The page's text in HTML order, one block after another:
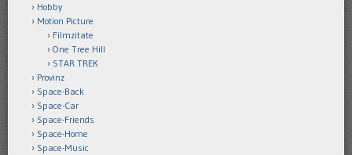
Hobby
Motion Picture
Filmzitate
One Tree Hill
STAR TREK
Provinz
Space-Back
Space-Car
Space-Friends
Space-Home
Space-Music